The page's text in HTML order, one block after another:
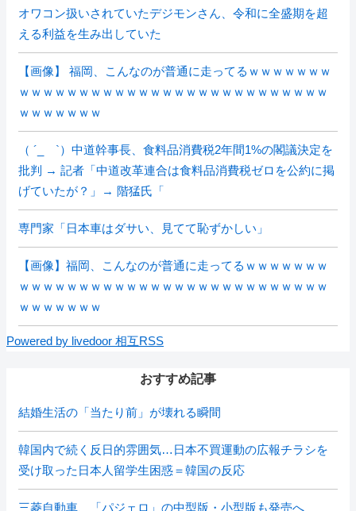
オワコン扱いされていたデジモンさん、令和に全盛期を超
える利益を生み出していた
【画像】 福岡、こんなのが普通に走ってるｗｗｗｗｗｗｗ
ｗｗｗｗｗｗｗｗｗｗｗｗｗｗｗｗｗｗｗｗｗｗｗｗｗｗ
ｗｗｗｗｗｗｗ
（ ´_ゝ`）中道幹事長、食料品消費税2年間1%の閣議決定を
批判 → 記者「中道改革連合は食料品消費税ゼロを公約に掲
げていたが？」→ 階猛氏「
専門家「日本車はダサい、見てて恥ずかしい」
【画像】福岡、こんなのが普通に走ってるｗｗｗｗｗｗｗ
ｗｗｗｗｗｗｗｗｗｗｗｗｗｗｗｗｗｗｗｗｗｗｗｗｗｗ
ｗｗｗｗｗｗｗ
Powered by livedoor 相互RSS
おすすめ記事
結婚生活の「当たり前」が壊れる瞬間
韓国内で続く反日的雰囲気…日本不買運動の広報チラシを
受け取った日本人留学生困惑＝韓国の反応
三菱自動車、「パジェロ」の中型版・小型版も発売へ